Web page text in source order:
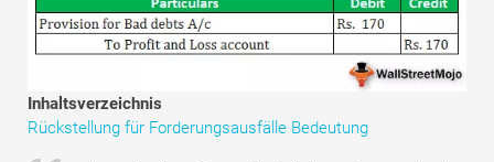
Tutorials zur Finanzmodellierung
Risikomanagement-Tutorials
Inhaltsverzeichnis
Rückstellung für Forderungsausfälle Bedeutung